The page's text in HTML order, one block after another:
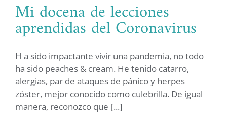
Mi docena de lecciones aprendidas
del Coronavirus
Mi docena de lecciones
aprendidas del Coronavirus
H a sido impactante vivir una pandemia, no todo
ha sido peaches & cream. He tenido catarro,
alergias, par de ataques de pánico y herpes
zóster, mejor conocido como culebrilla. De igual
manera, reconozco que [...]